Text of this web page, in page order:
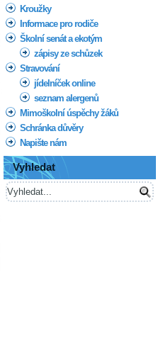
Kroužky
Informace pro rodiče
Školní senát a ekotým
zápisy ze schůzek
Stravování
jídelníček online
seznam alergenů
Mimoškolní úspěchy žáků
Schránka důvěry
Napište nám
Vyhledat